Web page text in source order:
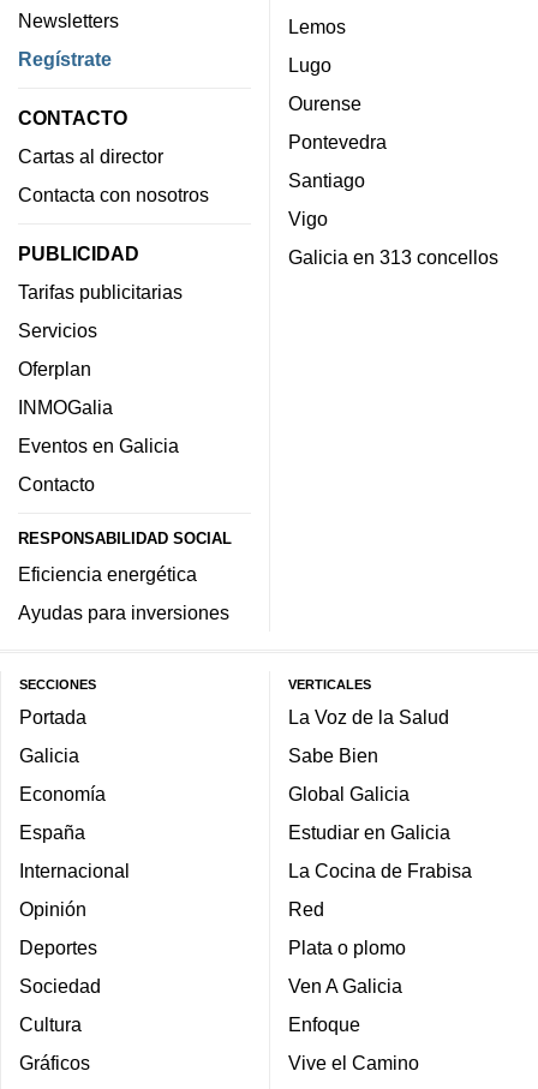
Newsletters
Regístrate
CONTACTO
Cartas al director
Contacta con nosotros
PUBLICIDAD
Tarifas publicitarias
Servicios
Oferplan
INMOGalia
Eventos en Galicia
Contacto
RESPONSABILIDAD SOCIAL
Eficiencia energética
Ayudas para inversiones
Lemos
Lugo
Ourense
Pontevedra
Santiago
Vigo
Galicia en 313 concellos
SECCIONES
Portada
Galicia
Economía
España
Internacional
Opinión
Deportes
Sociedad
Cultura
Gráficos
VERTICALES
La Voz de la Salud
Sabe Bien
Global Galicia
Estudiar en Galicia
La Cocina de Frabisa
Red
Plata o plomo
Ven A Galicia
Enfoque
Vive el Camino